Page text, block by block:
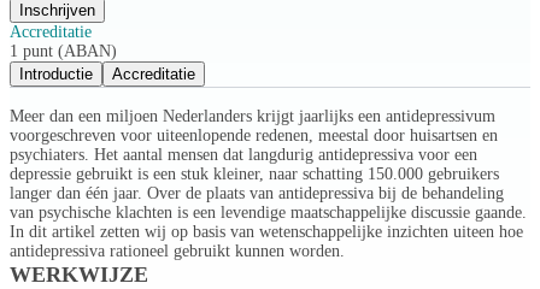
Inschrijven
Accreditatie
1 punt (ABAN)
Introductie
Accreditatie
Meer dan een miljoen Nederlanders krijgt jaarlijks een antidepressivum
voorgeschreven voor uiteenlopende redenen, meestal door huisartsen en
psychiaters. Het aantal mensen dat langdurig antidepressiva voor een
depressie gebruikt is een stuk kleiner, naar schatting 150.000 gebruikers
langer dan één jaar. Over de plaats van antidepressiva bij de behandeling
van psychische klachten is een levendige maatschappelijke discussie gaande.
In dit artikel zetten wij op basis van wetenschappelijke inzichten uiteen hoe
antidepressiva rationeel gebruikt kunnen worden.
WERKWIJZE